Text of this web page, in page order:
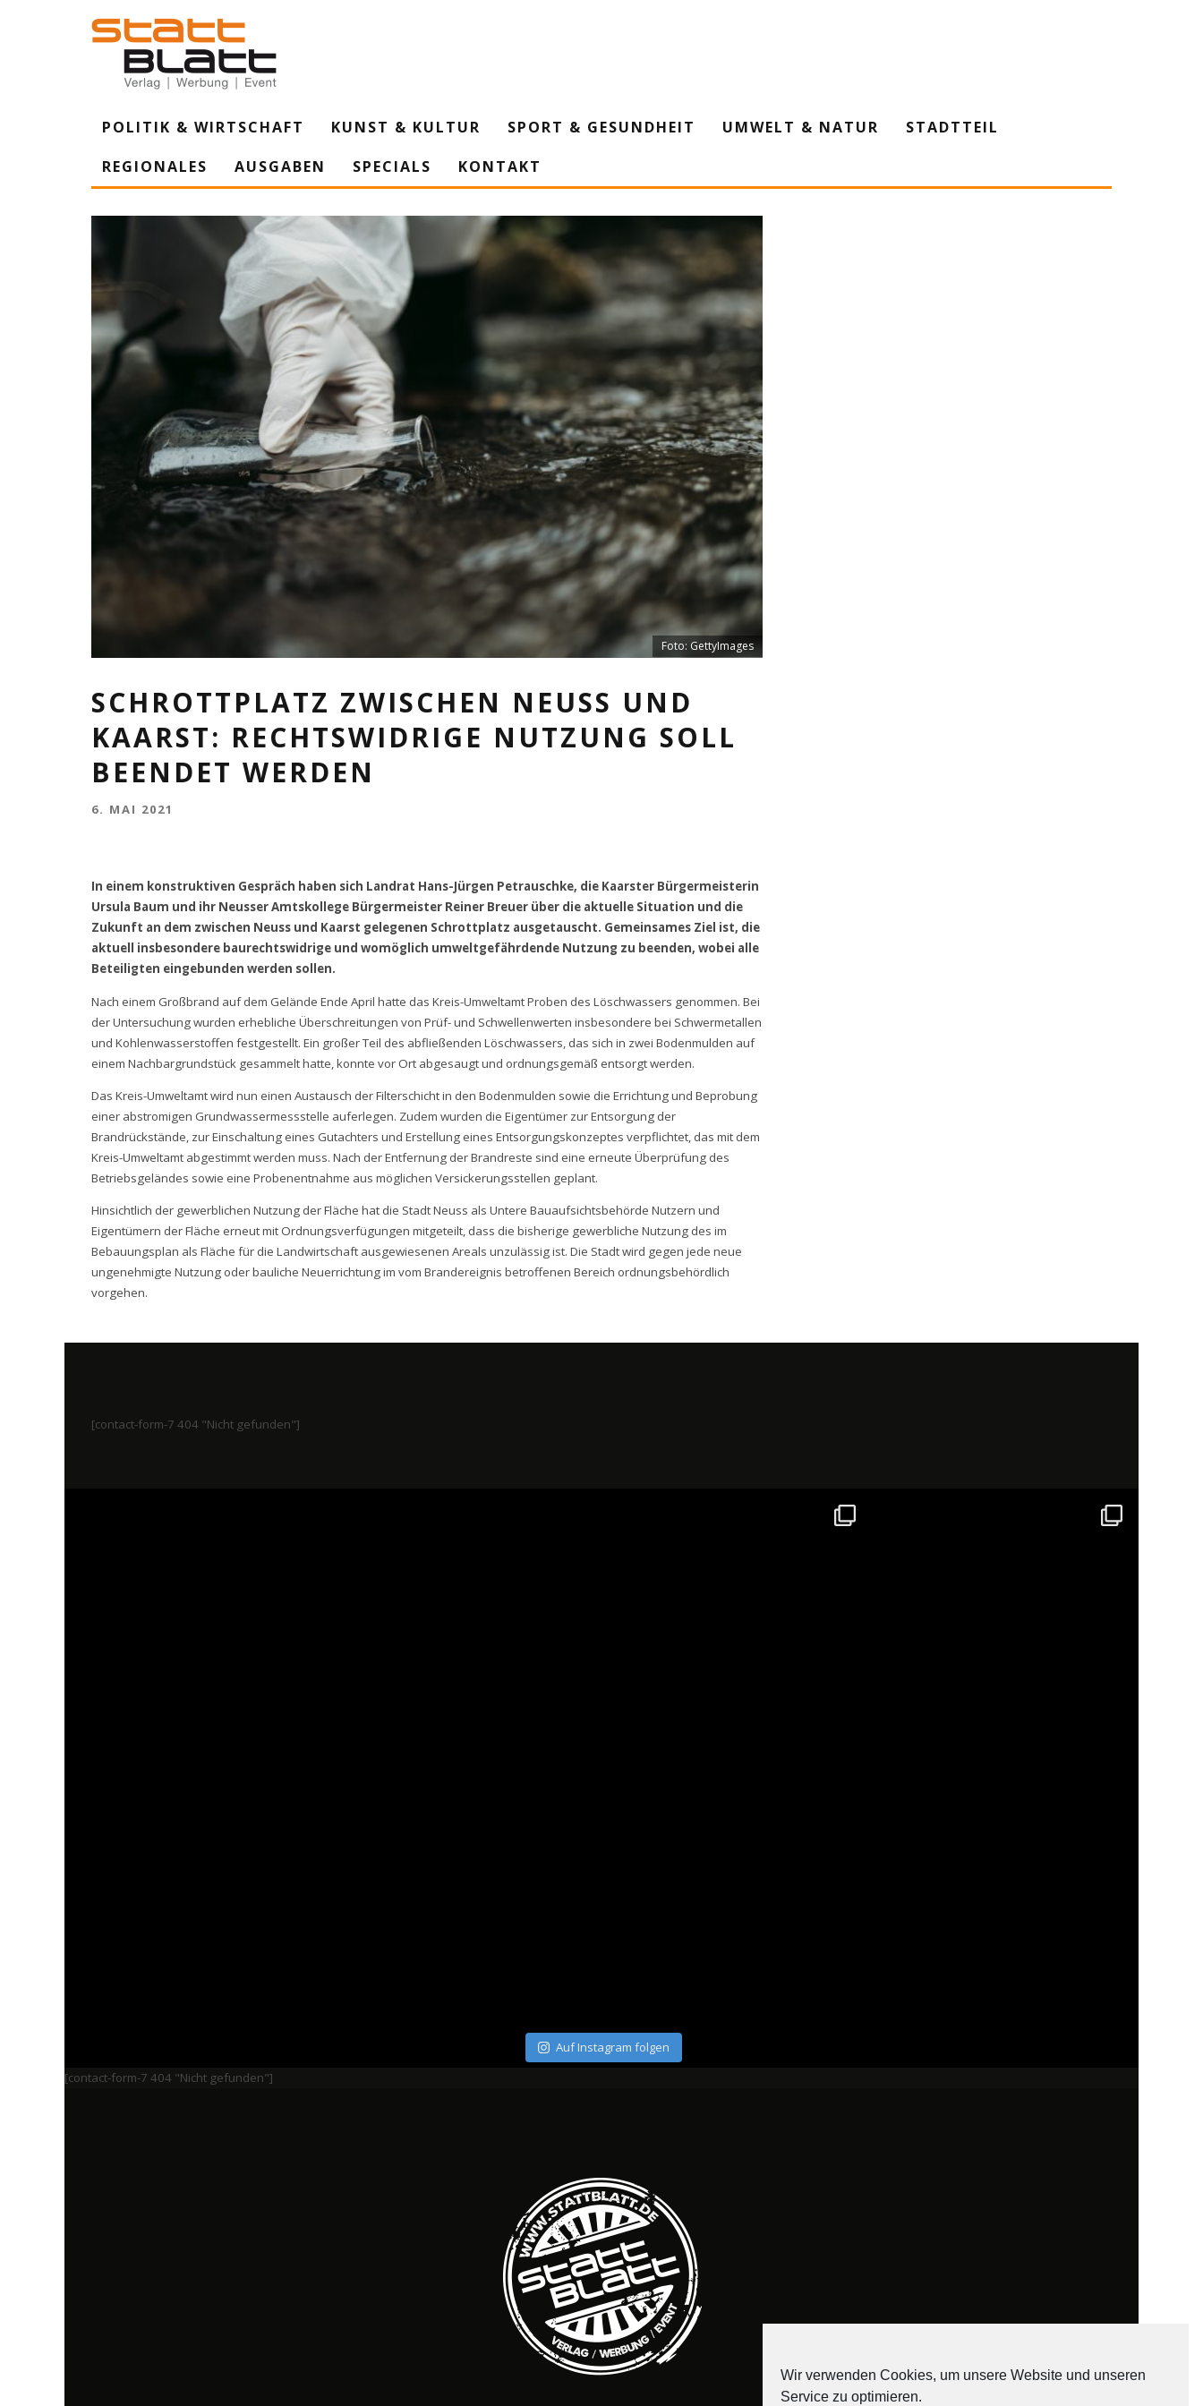
POLITIK & WIRTSCHAFT KUNST & KULTUR SPORT & GESUNDHEIT UMWELT & NATUR
STADTTEIL
REGIONALES
AUSGABEN SPECIALS KONTAKT
Foto: GettyImages
SCHROTTPLATZ ZWISCHEN NEUSS UND
KAARST: RECHTSWIDRIGE NUTZUNG SOLL
BEENDET WERDEN
6. MAI 2021
In einem konstruktiven Gespräch haben sich Landrat Hans-Jürgen Petrauschke, die Kaarster Bürgermeisterin
Ursula Baum und ihr Neusser Amtskollege Bürgermeister Reiner Breuer über die aktuelle Situation und die
Zukunft an dem zwischen Neuss und Kaarst gelegenen Schrottplatz ausgetauscht. Gemeinsames Ziel ist, die
aktuell insbesondere baurechtswidrige und womöglich umweltgefährdende Nutzung zu beenden, wobei alle
Beteiligten eingebunden werden sollen.
Nach einem Großbrand auf dem Gelände Ende April hatte das Kreis-Umweltamt Proben des Löschwassers genommen. Bei
der Untersuchung wurden erhebliche Überschreitungen von Prüf- und Schwellenwerten insbesondere bei Schwermetallen
und Kohlenwasserstoffen festgestellt. Ein großer Teil des abfließenden Löschwassers, das sich in zwei Bodenmulden auf
einem Nachbargrundstück gesammelt hatte, konnte vor Ort abgesaugt und ordnungsgemäß entsorgt werden.
Das Kreis-Umweltamt wird nun einen Austausch der Filterschicht in den Bodenmulden sowie die Errichtung und Beprobung
einer abstromigen Grundwassermessstelle auferlegen. Zudem wurden die Eigentümer zur Entsorgung der
Brandrückstände, zur Einschaltung eines Gutachters und Erstellung eines Entsorgungskonzeptes verpflichtet, das mit dem
Kreis-Umweltamt abgestimmt werden muss. Nach der Entfernung der Brandreste sind eine erneute Überprüfung des
Betriebsgeländes sowie eine Probenentnahme aus möglichen Versickerungsstellen geplant.
Hinsichtlich der gewerblichen Nutzung der Fläche hat die Stadt Neuss als Untere Bauaufsichtsbehörde Nutzern und
Eigentümern der Fläche erneut mit Ordnungsverfügungen mitgeteilt, dass die bisherige gewerbliche Nutzung des im
Bebauungsplan als Fläche für die Landwirtschaft ausgewiesenen Areals unzulässig ist. Die Stadt wird gegen jede neue
ungenehmigte Nutzung oder bauliche Neuerrichtung im vom Brandereignis betroffenen Bereich ordnungsbehördlich
vorgehen.
[contact-form-7 404 "Nicht gefunden"]
Auf Instagram folgen
[contact-form-7 404 "Nicht gefunden"]
Wir verwenden Cookies, um unsere Website und unseren
Service zu optimieren.